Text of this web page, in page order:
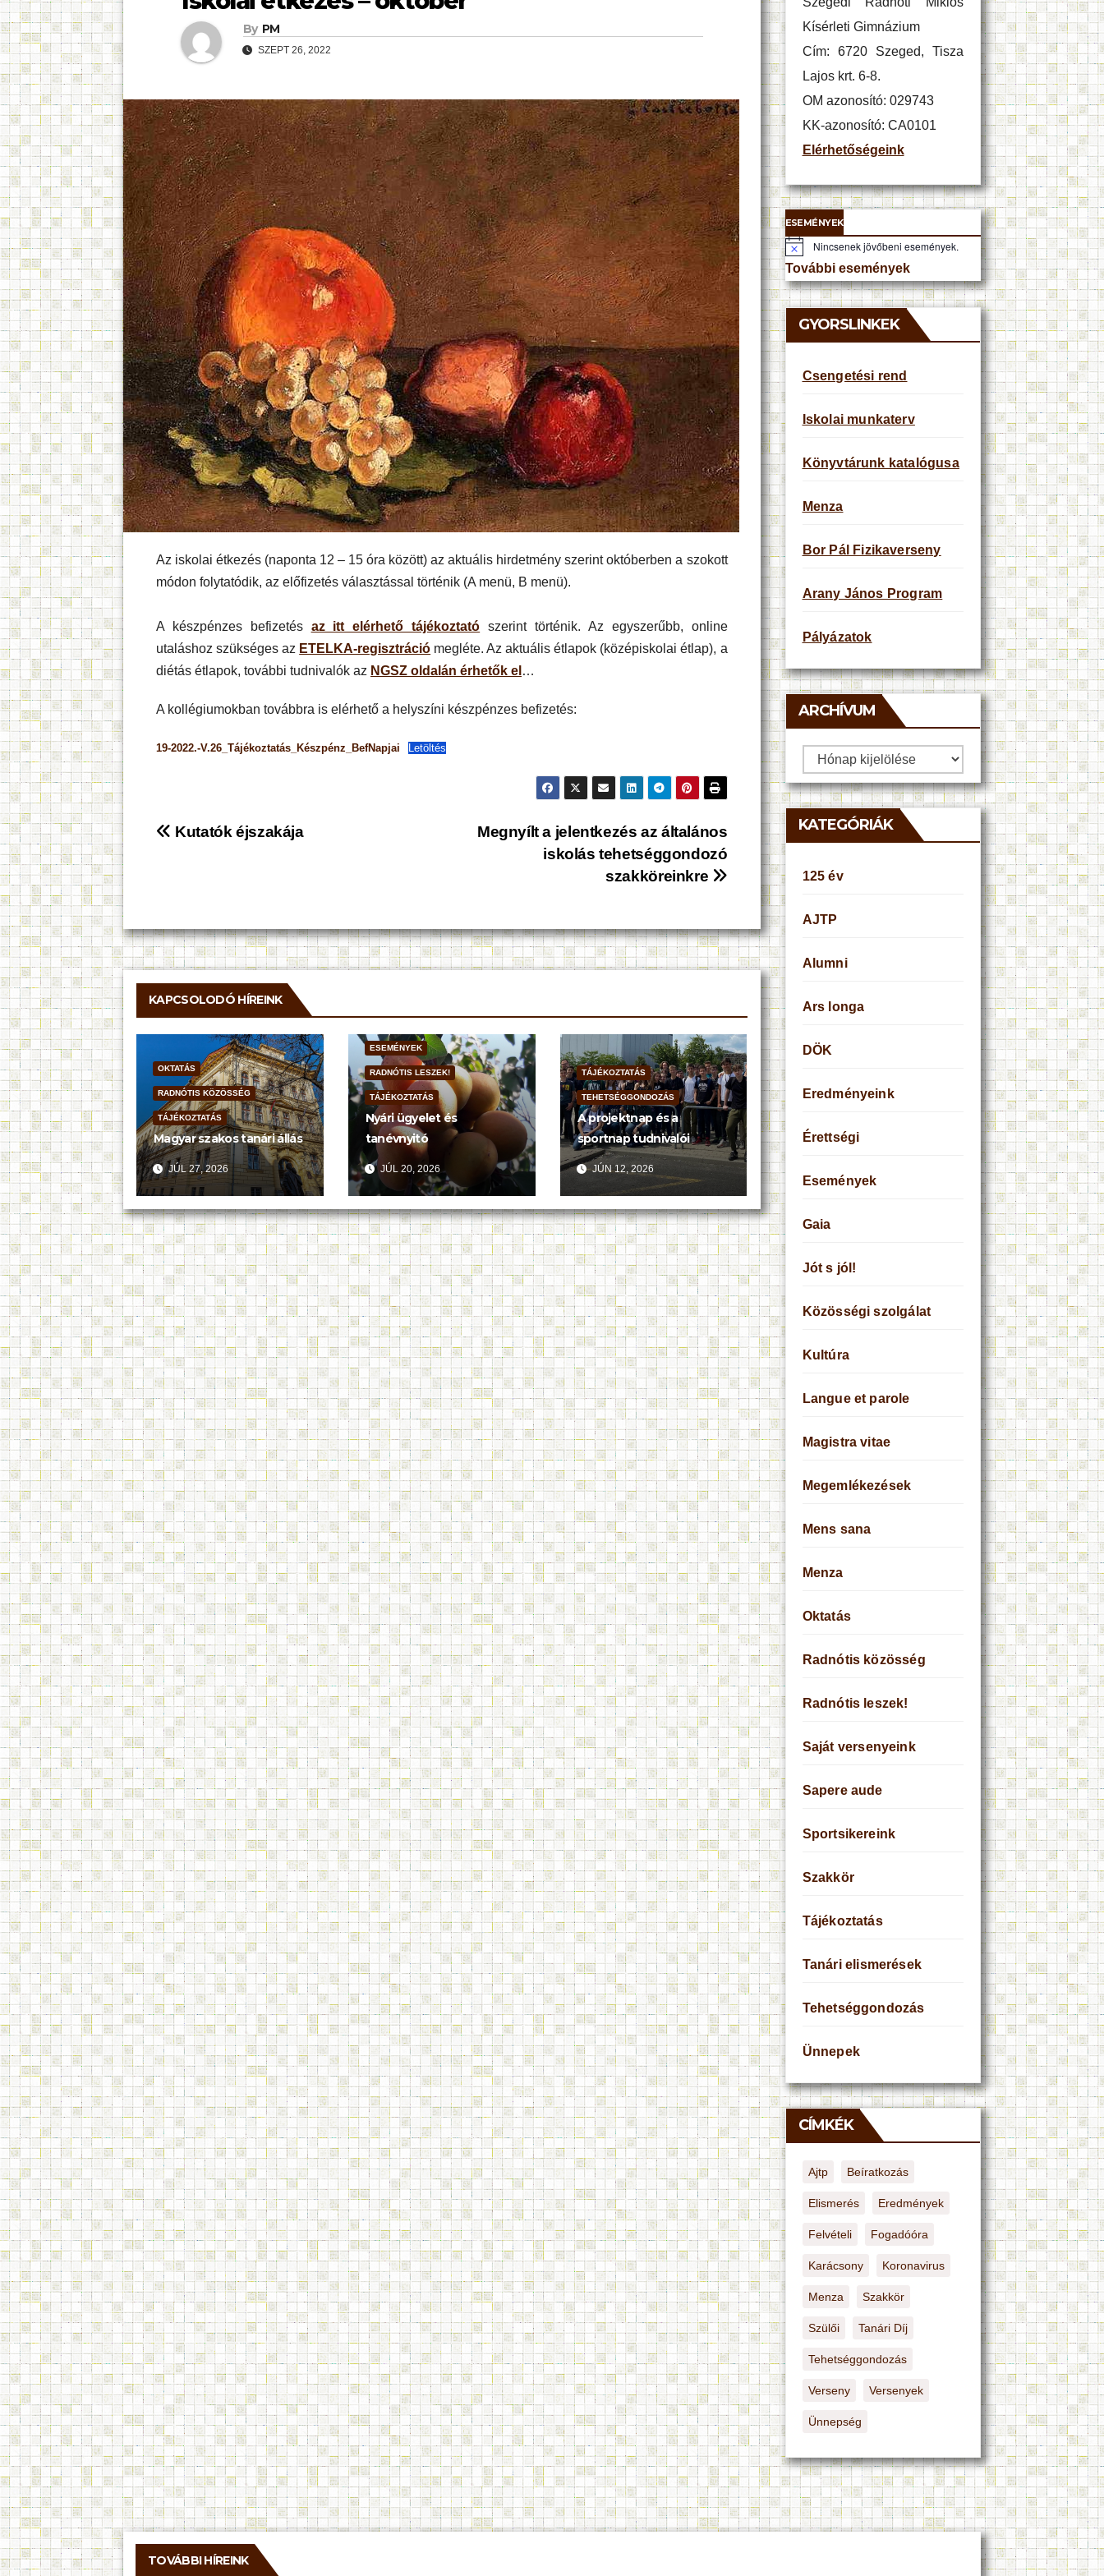
By PM
SZEPT 26, 2022
Az iskolai étkezés (naponta 12 – 15 óra között) az aktuális hirdetmény szerint októberben a szokott
módon folytatódik, az előfizetés választással történik (A menü, B menü).
A készpénzes befizetés az itt elérhető tájékoztató szerint történik. Az egyszerűbb, online
utaláshoz szükséges az ETELKA-regisztráció megléte. Az aktuális étlapok (középiskolai étlap), a
diétás étlapok, további tudnivalók az NGSZ oldalán érhetők el …
A kollégiumokban továbbra is elérhető a helyszíni készpénzes befizetés:
19-2022.-V.26_Tájékoztatás_Készpénz_BefNapjai Letöltés
Bejegyzés
Megnyílt a jelentkezés az általános
iskolás tehetséggondozó
szakköreinkre
Kutatók éjszakája
KAPCSOLODÓ HÍREINK
OKTATÁS
RADNÓTIS KÖZÖSSÉG
TÁJÉKOZTATÁS
Magyar szakos tanári állás
JÚL 27, 2026
ESEMÉNYEK
RADNÓTIS LESZEK!
TÁJÉKOZTATÁS
Nyári ügyelet és
tanévnyitó
JÚL 20, 2026
TÁJÉKOZTATÁS
TEHETSÉGGONDOZÁS
A projektnap és a
sportnap tudnivalói
JÚN 12, 2026
Kísérleti Gimnázium
Cím: 6720 Szeged, Tisza
Lajos krt. 6-8.
OM azonosító: 029743
KK-azonosító: CA0101
Elérhetőségeink
ESEMÉNYEK
N
o
t
i
c
e
Nincsenek jövőbeni események.
További események
GYORSLINKEK
Csengetési rend
Iskolai munkaterv
Könyvtárunk katalógusa
Menza
Bor Pál Fizikaverseny
Arany János Program
Pályázatok
ARCHÍVUM
Archívum
KATEGÓRIÁK
125 év
AJTP
Alumni
Ars longa
DÖK
Eredményeink
Érettségi
Események
Gaia
Jót s jól!
Közösségi szolgálat
Kultúra
Langue et parole
Magistra vitae
Megemlékezések
Mens sana
Menza
Oktatás
Radnótis közösség
Radnótis leszek!
Saját versenyeink
Sapere aude
Sportsikereink
Szakkör
Tájékoztatás
Tanári elismerések
Tehetséggondozás
Ünnepek
CÍMKÉK
Ajtp Beíratkozás
Elismerés Eredmények
Felvételi Fogadóóra
Karácsony Koronavirus
Menza Szakkör
Szülői Tanári Díj
Tehetséggondozás
Verseny Versenyek
Ünnepség
TOVÁBBI HÍREINK